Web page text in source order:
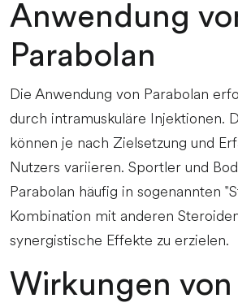
Anwendung
Parabolan
Die Anwendung von Parabolan
durch intramuskuläre Injektionen.
können je nach Zielsetzung und
Nutzers variieren. Sportler und
Parabolan häufig in sogenannten
Kombination mit anderen
synergistische Effekte zu erzielen.
Wirkungen von